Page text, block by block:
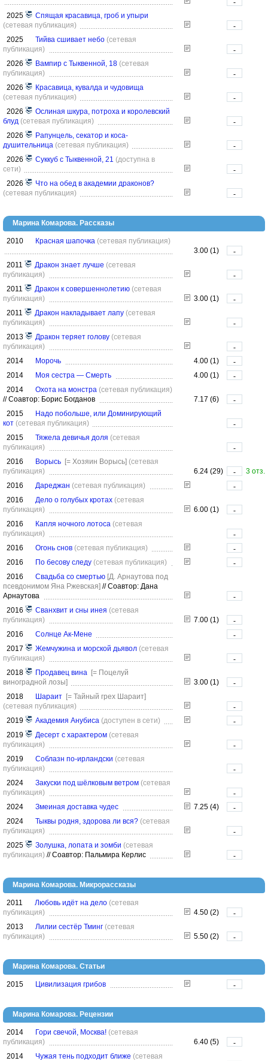
-
2025
Спящая красавица, гроб и упыри
(сетевая публикация)
-
2025
Тийва сшивает небо (сетевая
публикация)
-
2026
Вампир с Тыквенной, 18 (сетевая
публикация)
-
2026
Красавица, кувалда и чудовища
(сетевая публикация)
-
2026
Ослиная шкура, потроха и королевский
блуд (сетевая публикация)
-
2026
Рапунцель, секатор и коса-
душительница (сетевая публикация)
-
2026
Суккуб с Тыквенной, 21 (доступна в
сети)
-
2026
Что на обед в академии драконов?
(сетевая публикация)
-
Марина Комарова. Рассказы
2010 Красная шапочка (сетевая публикация)
3.00 (1)
-
2011
Дракон знает лучше (сетевая
публикация)
-
2011
Дракон к совершеннолетию (сетевая
публикация)
3.00 (1)
-
2011
Дракон накладывает лапу (сетевая
публикация)
-
2013
Дракон теряет голову (сетевая
публикация)
-
2014
Морочь 4.00 (1)
-
2014
Моя сестра — Смерть 4.00 (1)
-
2014
Охота на монстра (сетевая публикация)
//Соавтор: Борис Богданов 7.17 (6)
-
2015
Надо побольше, или Доминирующий
кот (сетевая публикация)
-
2015
Тяжела девичья доля (сетевая
публикация)
-
2016
Ворысь [= Хозяин Ворысь] (сетевая
публикация)
6.24 (29) -
3 отз.
2016
Дареджан (сетевая публикация)
-
2016
Дело о голубых кротах (сетевая
публикация)
6.00 (1)
-
2016
Капля ночного лотоса (сетевая
публикация)
-
2016
Огонь снов (сетевая публикация)
-
2016
По бесову следу (сетевая публикация)
-
2016
Свадьба со смертью [Д. Арнаутова под
псевдонимом Яна Ржевская] //Соавтор: Дана
Арнаутова
-
2016
Сванхвит и сны инея (сетевая
публикация)
7.00 (1)
-
2016
Солнце Ак-Мене
-
2017
Жемчужина и морской дьявол (сетевая
публикация)
-
2018
Продавец вина [= Поцелуй
виноградной лозы]
3.00 (1)
-
2018
Шараит [= Тайный грех Шараит]
(сетевая публикация)
-
2019
Академия Анубиса (доступен в сети)
-
2019
Десерт с характером (сетевая
публикация)
-
2019
Соблазн по-ирландски (сетевая
публикация)
-
2024
Закуски под шёлковым ветром (сетевая
публикация)
-
2024
Змеиная доставка чудес 7.25 (4)
-
2024
Тыквы родня, здорова ли вся? (сетевая
публикация)
-
2025
Золушка, лопата и зомби (сетевая
публикация) //Соавтор: Пальмира Керлис -
Марина Комарова. Микрорассказы
2011 Любовь идёт на дело (сетевая
публикация)
4.50 (2)
-
2013
Лилии сестёр Тминг (сетевая
публикация)
5.50 (2) -
Марина Комарова. Статьи
2015 Цивилизация грибов -
Марина Комарова. Рецензии
2014 Гори свечой, Москва! (сетевая
публикация)
6.40 (5)
-
2014
Чужая тень подходит ближе (сетевая